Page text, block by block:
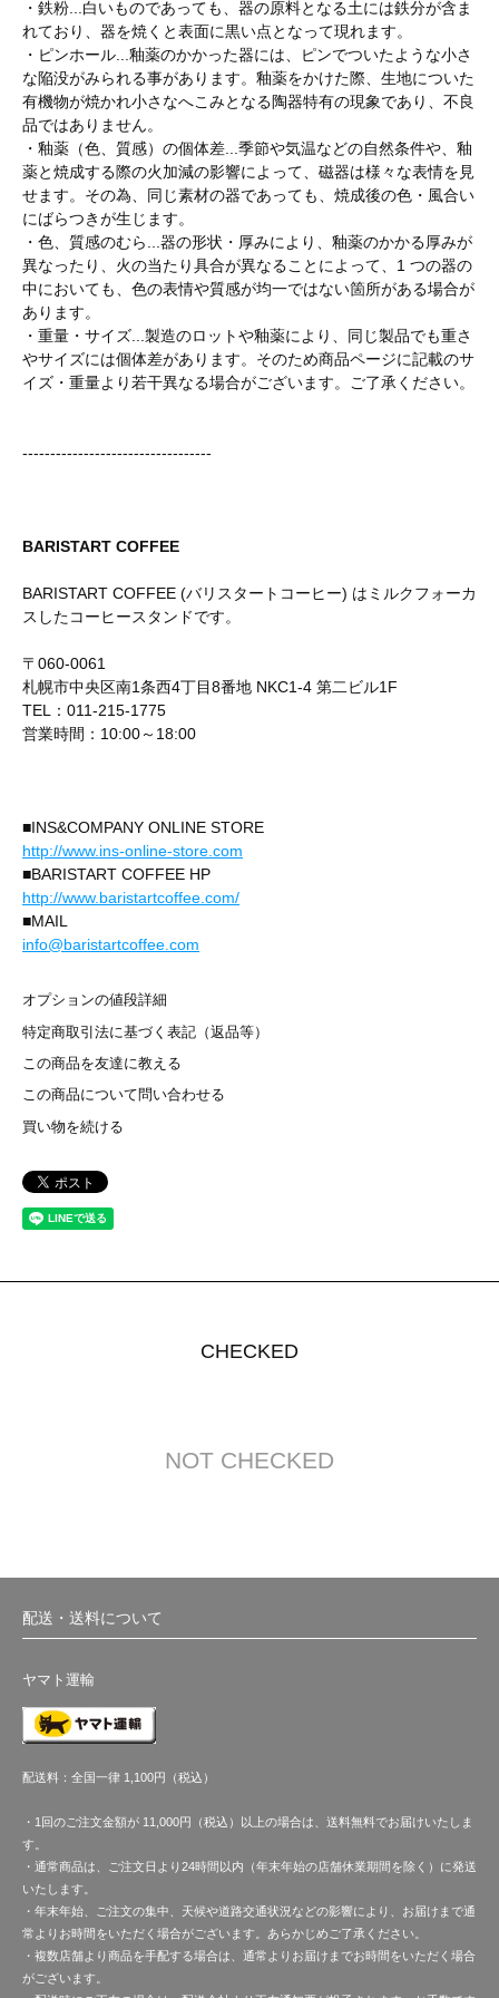
・鉄粉...白いものであっても、器の原料となる土には鉄分が含ま
れており、器を焼くと表面に黒い点となって現れます。
・ピンホール...釉薬のかかった器には、ピンでついたような小さ
な陥没がみられる事があります。釉薬をかけた際、生地についた
有機物が焼かれ小さなへこみとなる陶器特有の現象であり、不良
品ではありません。
・釉薬（色、質感）の個体差...季節や気温などの自然条件や、釉
薬と焼成する際の火加減の影響によって、磁器は様々な表情を見
せます。その為、同じ素材の器であっても、焼成後の色・風合い
にばらつきが生じます。
・色、質感のむら...器の形状・厚みにより、釉薬のかかる厚みが
異なったり、火の当たり具合が異なることによって、1 つの器の
中においても、色の表情や質感が均一ではない箇所がある場合が
あります。
・重量・サイズ...製造のロットや釉薬により、同じ製品でも重さ
やサイズには個体差があります。そのため商品ページに記載のサ
イズ・重量より若干異なる場合がございます。ご了承ください。
----------------------------------
BARISTART COFFEE
BARISTART COFFEE (バリスタートコーヒー) はミルクフォーカ
スしたコーヒースタンドです。
〒060-0061
札幌市中央区南1条西4丁目8番地 NKC1-4 第二ビル1F
TEL：011-215-1775
営業時間：10:00～18:00
■INS&COMPANY ONLINE STORE
http://www.ins-online-store.com
■BARISTART COFFEE HP
http://www.baristartcoffee.com/
■MAIL
info@baristartcoffee.com
オプションの値段詳細
特定商取引法に基づく表記（返品等）
この商品を友達に教える
この商品について問い合わせる
買い物を続ける
CHECKED
NOT CHECKED
配送・送料について
ヤマト運輸
配送料：全国一律 1,100円（税込）
・1回のご注文金額が 11,000円（税込）以上の場合は、送料無料でお届けいたしま
す。
・通常商品は、ご注文日より24時間以内（年末年始の店舗休業期間を除く）に発送
いたします。
・年末年始、ご注文の集中、天候や道路交通状況などの影響により、お届けまで通
常よりお時間をいただく場合がございます。あらかじめご了承ください。
・複数店舗より商品を手配する場合は、通常よりお届けまでお時間をいただく場合
がございます。